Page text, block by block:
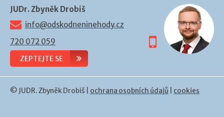
JUDr. Zbyněk Drobiš
info@odskodneninehody.cz
720 072 059
ZEPTEJTE SE
© JUDR. Zbyněk Drobiš | ochrana osobních údajů cookies